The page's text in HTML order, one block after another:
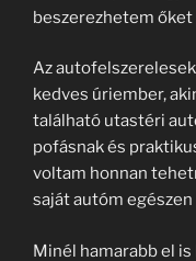
beszerezhetem őket
Az
kedves úriember,
található utastéri
pofásnak és
voltam honnan
saját autóm
Minél hamarabb el